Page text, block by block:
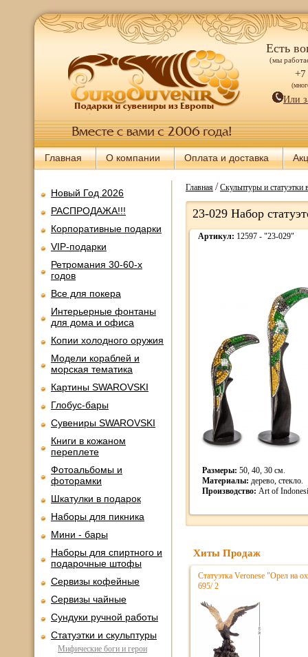
Есть
(мы
+7
Или
Главная О компании Оплата и доставка
Новый Год 2026
РАСПРОДАЖА!!!
Корпоративные подарки
VIP-подарки
Ретромания 30-60-х
годов
Все для покера
Интерьерные фонтаны
для дома и офиса
Копии холодного оружия
Модели кораблей и
морская тематика
Картины SWAROVSKI
Глобус-бары
Сувениры SWAROVSKI
Книги в кожаном
переплете
Фотоальбомы и
фоторамки
Шкатулки в подарок
Наборы для пикника
Мини - бары
Наборы для спиртного и
подарочные штофы
Сервизы кофейные
Сервизы чайные
Сундуки ручной работы
Статуэтки и скульптуры
Мифические боги и герои
Главная/Скульптуры и статуэтки
23-029 Набор
Артикул: 12597 - "23-029"
Размеры: 50, 40, 30 см.
Материалы: дерево, стекло.
Производство: Art of
Хиты Продаж
Статуэтка Veronese "Орел на
695/ 2